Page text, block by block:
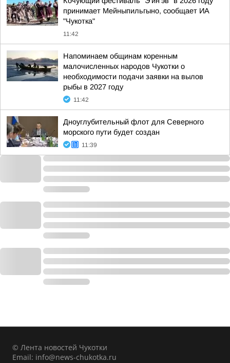
принимает Мейныпильгыно, сообщает ИА
"Чукотка"
11:42
Напоминаем общинам коренным
малочисленных народов Чукотки о
необходимости подачи заявки на вылов
рыбы в 2027 году
11:42
Дноуглубительный флот для Северного
морского пути будет создан
11:39
© Лента новостей Чукотки
Email: info@news-chukotka.ru